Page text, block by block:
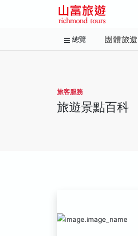
總覽 團體旅遊
旅客服務
旅遊景點百科